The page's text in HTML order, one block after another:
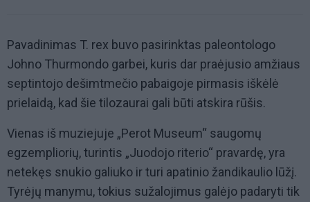
Pavadinimas T. rex buvo pasirinktas paleontologo
Johno Thurmondo garbei, kuris dar praėjusio amžiaus
septintojo dešimtmečio pabaigoje pirmasis iškėlė
prielaidą, kad šie tilozaurai gali būti atskira rūšis.
Vienas iš muziejuje „Perot Museum“ saugomų
egzempliorių, turintis „Juodojo riterio“ pravardę, yra
netekęs snukio galiuko ir turi apatinio žandikaulio lūžį.
Tyrėjų manymu, tokius sužalojimus galėjo padaryti tik